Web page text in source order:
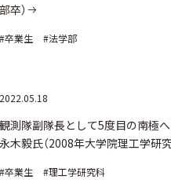
卒）
卒業生 #法学部
測隊副隊長として5度目の南極
木毅氏（2008年大学院理工学研
卒業生 #理工学研究科